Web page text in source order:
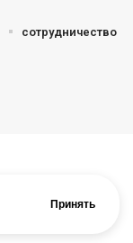
Принять
сотрудничество